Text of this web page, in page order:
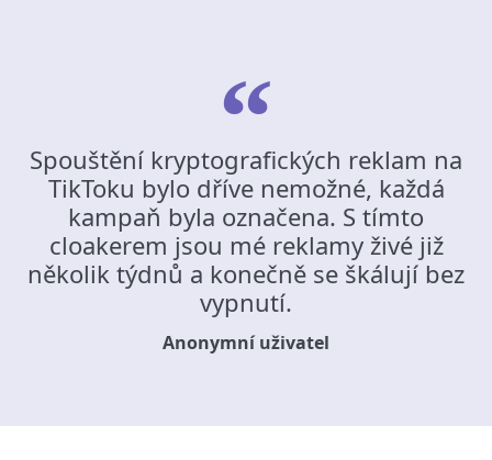
Spouštění kryptografických reklam na
TikToku bylo dříve nemožné, každá
kampaň byla označena. S tímto
cloakerem jsou mé reklamy živé již
několik týdnů a konečně se škálují bez
vypnutí.
Anonymní uživatel